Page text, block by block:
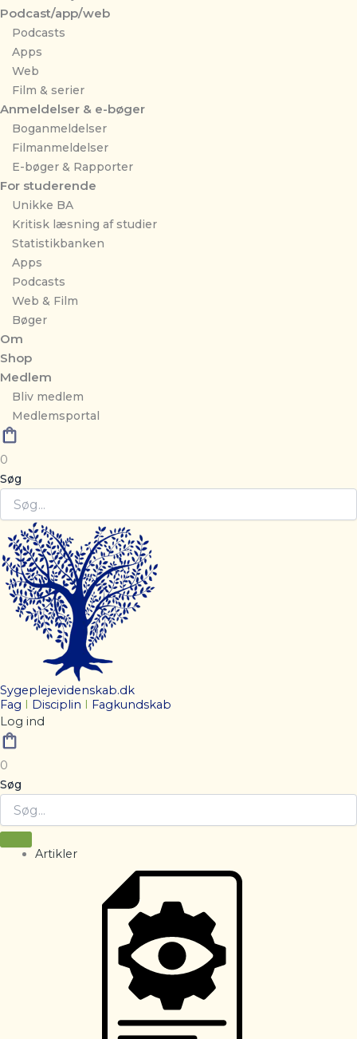
Podcast/app/web
Podcasts
Apps
Web
Film & serier
Anmeldelser & e-bøger
Boganmeldelser
Filmanmeldelser
E-bøger & Rapporter
For studerende
Unikke BA
Kritisk læsning af studier
Statistikbanken
Apps
Podcasts
Web & Film
Bøger
Om
Shop
Medlem
Bliv medlem
Medlemsportal
0
Søg
Sygeplejevidenskab.dk
Fag
Disciplin
Fagkundskab
Log ind
0
Søg
Artikler